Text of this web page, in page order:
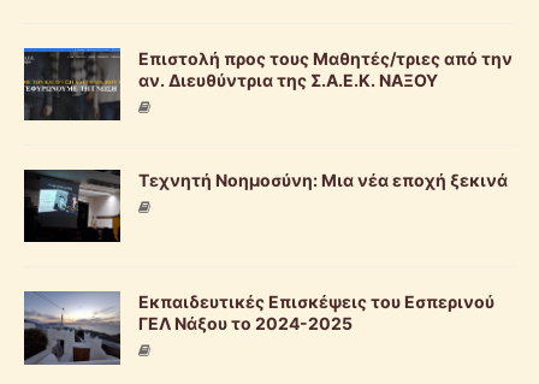
Επιστολή προς τους Μαθητές/τριες από την
αν. Διευθύντρια της Σ.Α.Ε.Κ. ΝΑΞΟΥ
Τεχνητή Νοημοσύνη: Μια νέα εποχή ξεκινά
Εκπαιδευτικές Επισκέψεις του Εσπερινού
ΓΕΛ Νάξου το 2024-2025